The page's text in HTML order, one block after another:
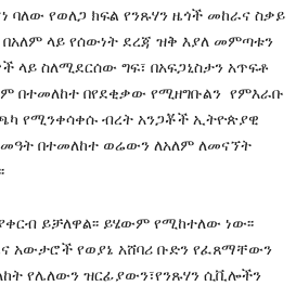
ባለው የወለጋ ክፍል የንጹሃን ዜጎች መከራና ስቃይ
ላይ የሰውነት ደረጃ ዝቅ እያለ መምጣቱን
ላይ ስለሚደርሰው ግፍ፣ በአፍጋኒስታን አጥፍቶ
በተመለከተ በየደቂቃው የሚዘግቡልን የምእራቡ
የሚንቀሳቀሱ ብረት አንጋቾች ኢትዮጵያዊ
በተመለከተ ወሬውን ለአለም ለመናኘት
ይቻለዋል፡፡ ይሄውም የሚከተለው ነው፡፡
አውታሮች የወያኔ አሸባሪ ቡድን የፈጸማቸውን
የሌለውን ዝርፊያውን፣የንጹሃን ሲቪሎችን